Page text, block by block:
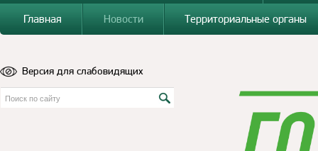
Главная
Новости Территориальные органы
Версия для слабовидящих